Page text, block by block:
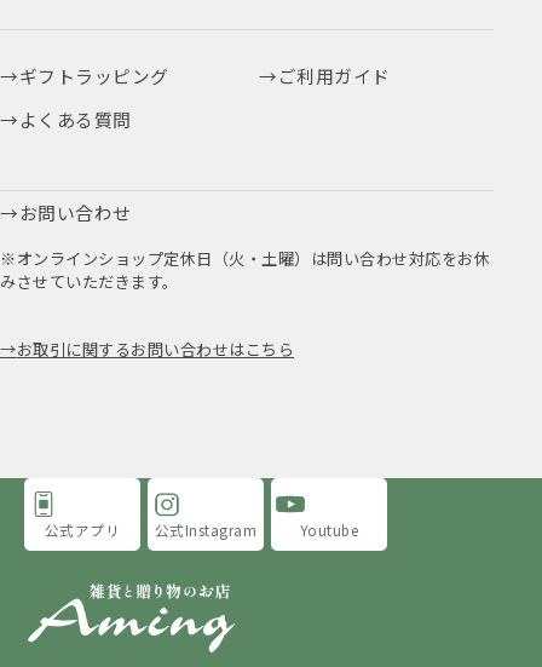
ギフトラッピング
ご利用ガイド
よくある質問
お問い合わせ
※オンラインショップ定休日（火・土曜）は問い合わせ対応をお休
みさせていただきます。
お取引に関するお問い合わせはこちら
公式アプリ 公式Instagram Youtube